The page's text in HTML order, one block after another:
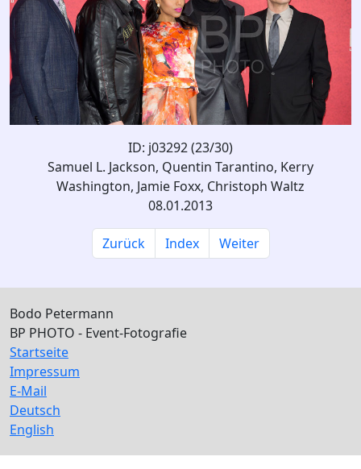
ID: j03292 (23/30)
Samuel L. Jackson, Quentin Tarantino, Kerry
Washington, Jamie Foxx, Christoph Waltz
08.01.2013
Zurück Index Weiter
Bodo Petermann
BP PHOTO - Event-Fotografie
Startseite
Impressum
E-Mail
Deutsch
English